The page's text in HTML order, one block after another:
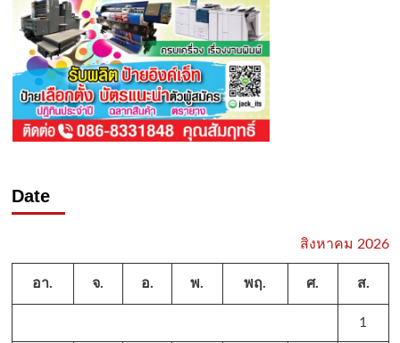
Date
สิงหาคม 2026
อา. จ. อ. พ. พฤ. ศ. ส.
1